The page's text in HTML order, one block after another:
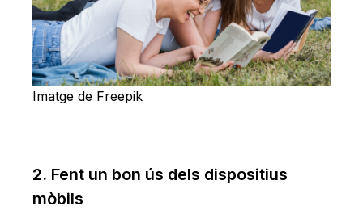
Imatge de Freepik
2. Fent un bon ús dels dispositius
mòbils